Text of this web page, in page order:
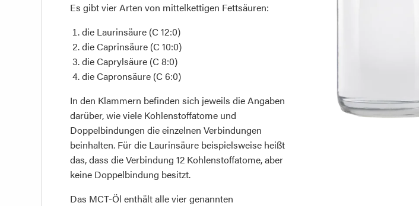
Es gibt vier Arten von mittelkettigen Fettsäuren:
die Laurinsäure (C 12:0)
die Caprinsäure (C 10:0)
die Caprylsäure (C 8:0)
die Capronsäure (C 6:0)
In den Klammern befinden sich jeweils die Angaben
darüber, wie viele Kohlenstoffatome und
Doppelbindungen die einzelnen Verbindungen
beinhalten. Für die Laurinsäure beispielsweise heißt
das, dass die Verbindung 12 Kohlenstoffatome, aber
keine Doppelbindung besitzt.
Das MCT-Öl enthält alle vier genannten